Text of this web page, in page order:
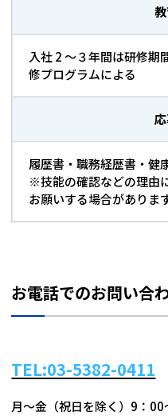
入社 2 ～３年間は研修
修プログラムによる
履歴書・職務経歴書・健
※技能の確認などの理由
お願いする場合があります
お電話でのお問い合
TEL:03-5382-0411
月〜金（祝日を除く）9：